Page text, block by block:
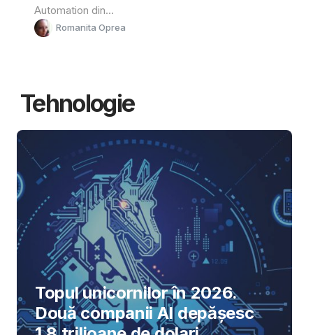
Automation din...
Romanita Oprea
Tehnologie
Topul unicornilor în 2026.
Două companii AI depășesc